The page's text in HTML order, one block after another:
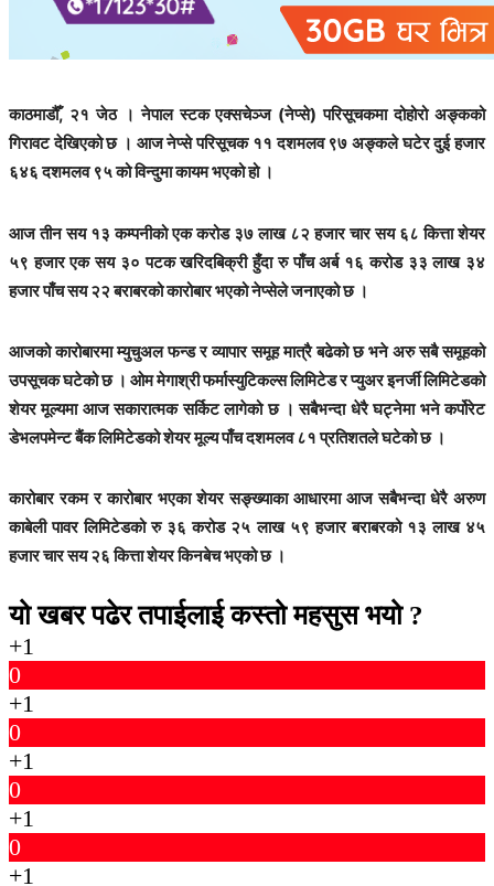
काठमाडौँ, २१ जेठ । नेपाल स्टक एक्सचेञ्ज (नेप्से) परिसूचकमा दोहोरो अङ्कको
गिरावट देखिएको छ । आज नेप्से परिसूचक ११ दशमलव ९७ अङ्कले घटेर दुई हजार
६४६ दशमलव ९५ को विन्दुमा कायम भएको हो ।
आज तीन सय १३ कम्पनीको एक करोड ३७ लाख ८२ हजार चार सय ६८ कित्ता शेयर
५९ हजार एक सय ३० पटक खरिदबिक्री हुँदा रु पाँच अर्ब १६ करोड ३३ लाख ३४
हजार पाँच सय २२ बराबरको कारोबार भएको नेप्सेले जनाएको छ ।
आजको कारोबारमा म्युचुअल फन्ड र व्यापार समूह मात्रै बढेको छ भने अरु सबै समूहको
उपसूचक घटेको छ । ओम मेगाश्री फर्मास्युटिकल्स लिमिटेड र प्युअर इनर्जी लिमिटेडको
शेयर मूल्यमा आज सकारात्मक सर्किट लागेको छ । सबैभन्दा धेरै घट्नेमा भने कर्पोरेट
डेभलपमेन्ट बैंक लिमिटेडको शेयर मूल्य पाँच दशमलव ८१ प्रतिशतले घटेको छ ।
कारोबार रकम र कारोबार भएका शेयर सङ्ख्याका आधारमा आज सबैभन्दा धेरै अरुण
काबेली पावर लिमिटेडको रु ३६ करोड २५ लाख ५९ हजार बराबरको १३ लाख ४५
हजार चार सय २६ कित्ता शेयर किनबेच भएको छ ।
यो खबर पढेर तपाईलाई कस्तो महसुस भयो ?
+1
0
+1
0
+1
0
+1
0
+1